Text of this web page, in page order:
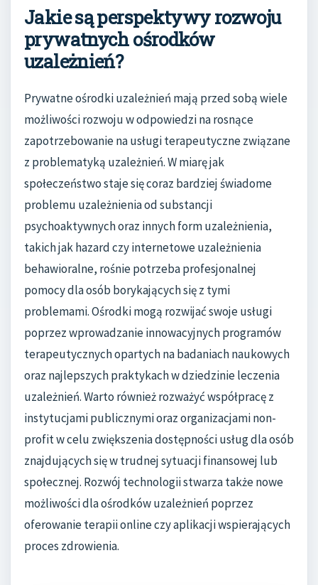
Jakie są perspektywy rozwoju
prywatnych ośrodków
uzależnień?
Prywatne ośrodki uzależnień mają przed sobą wiele
możliwości rozwoju w odpowiedzi na rosnące
zapotrzebowanie na usługi terapeutyczne związane
z problematyką uzależnień. W miarę jak
społeczeństwo staje się coraz bardziej świadome
problemu uzależnienia od substancji
psychoaktywnych oraz innych form uzależnienia,
takich jak hazard czy internetowe uzależnienia
behawioralne, rośnie potrzeba profesjonalnej
pomocy dla osób borykających się z tymi
problemami. Ośrodki mogą rozwijać swoje usługi
poprzez wprowadzanie innowacyjnych programów
terapeutycznych opartych na badaniach naukowych
oraz najlepszych praktykach w dziedzinie leczenia
uzależnień. Warto również rozważyć współpracę z
instytucjami publicznymi oraz organizacjami non-
profit w celu zwiększenia dostępności usług dla osób
znajdujących się w trudnej sytuacji finansowej lub
społecznej. Rozwój technologii stwarza także nowe
możliwości dla ośrodków uzależnień poprzez
oferowanie terapii online czy aplikacji wspierających
proces zdrowienia.